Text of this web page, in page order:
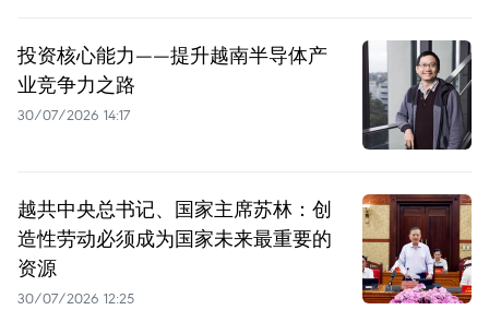
投资核心能力——提升越南半导体产
业竞争力之路
30/07/2026 14:17
越共中央总书记、国家主席苏林：创
造性劳动必须成为国家未来最重要的
资源
30/07/2026 12:25